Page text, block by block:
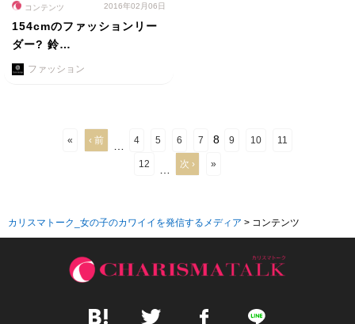
コンテンツ 2016年02月06日
154cmのファッションリー
ダー? 鈴…
ファッション
« ‹ 前 4 5 6 7 8 9 10 11
12 次 › »
カリスマトーク_女の子のカワイイを発信するメディア > コンテンツ